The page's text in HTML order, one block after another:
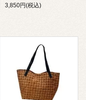
3,850円(税込)